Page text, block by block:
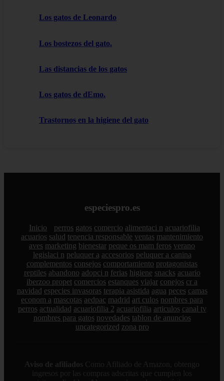
Los gatos de Leonardo
Los bostezos del gato.
Las distancias de los gatos
Los gatos de dEmo.
Trastornos en la higiene del gato
especiespro.es
Inicio perros gatos comercio alimentaci n acuariofilia
acuarios salud tenencia responsable ventas mantenimiento
aves marketing bienestar peque os mam feros verano
legislaci n peluquer a accesorios peluquer a canina
complementos consejos comportamiento protagonistas
reptiles abandono adopci n ferias higiene snacks acuario
iberzoo propet comercios estanques viajar conejos cr a
navidad especies invasoras terapia asistida agua peces camas
econom a mascotas aedpac madrid art culos nombres para
perros actualidad acuariofilia 2 acuariofilia articulos canal tv
nombres para gatos novedades tablon de anuncios
uncategorized zona pro
Aviso de afiliados Como Afiliado de Amazon, obtengo
ingresos por las compras adscritas que cumplen los